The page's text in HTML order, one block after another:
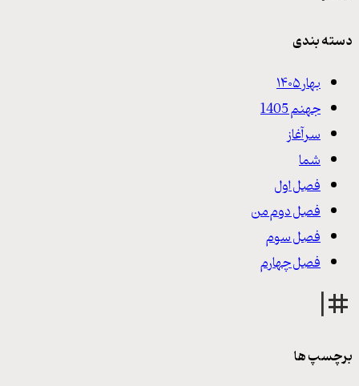
دسته بندی
بهار ۱۴۰۵
جهنم 1405
سرآغاز
شما
فصل اول
فصل دوم من
فصل سوم
فصل چهارم
برچسپ ها